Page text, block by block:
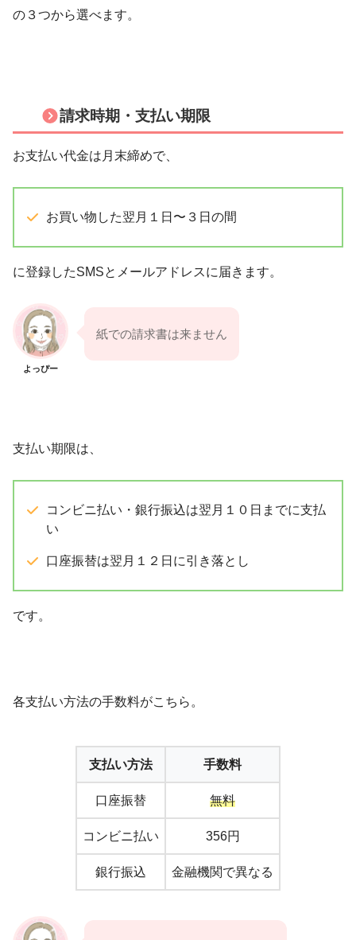
の３つから選べます。
請求時期・支払い期限
お支払い代金は月末締めで、
お買い物した翌月１日〜３日の間
に登録したSMSとメールアドレスに届きます。
よっぴー
紙での請求書は来ません
支払い期限は、
コンビニ払い・銀行振込は翌月１０日までに支払
い
口座振替は翌月１２日に引き落とし
です。
各支払い方法の手数料がこちら。
支払い方法 手数料
口座振替 無料
コンビニ払い 356円
銀行振込 金融機関で異なる